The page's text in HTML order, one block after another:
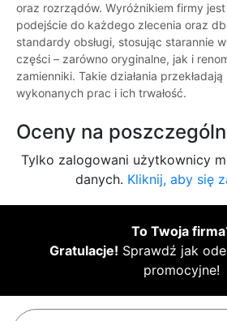
oraz rozrządów. Wyróżnikiem firmy
podejście do każdego zlecenia oraz
standardy obsługi, stosując starannie
części – zarówno oryginalne, jak i
zamienniki. Takie działania
wykonanych prac i ich trwałość.
Oceny na
Tylko zalogowani użytkownicy
danych. Kliknij, aby się
To Twoja firma
Gratulacje! Sprawdź jak
promocyjne!